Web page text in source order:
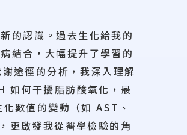
的認識。過去生化給我的
結合，大幅提升了學習的
途徑的分析，我深入理解
如何干擾脂肪酸氧化，最
數值的變動（如 AST、
更啟發我從醫學檢驗的角